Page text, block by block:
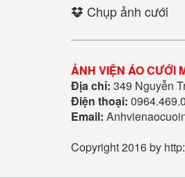
Chụp ảnh cưới
ẢNH VIỆN ÁO CƯỚI
Địa chỉ: 349 Nguyễn
Điện thoại:
Email:
Copyright 2016 by